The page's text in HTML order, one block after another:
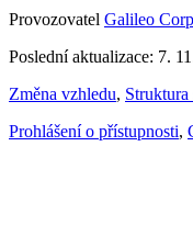
Provozovatel Galileo
Poslední aktualizace: 7.
Změna vzhledu, Struktura
Prohlášení o přístupnosti,